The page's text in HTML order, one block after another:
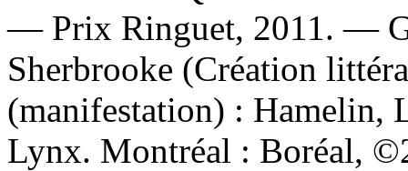
— Prix Ringuet, 2011. —
Sherbrooke (Création
(manifestation) : Hamelin,
Lynx. Montréal : Boréal,